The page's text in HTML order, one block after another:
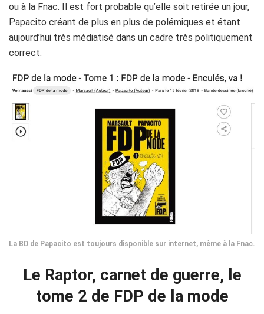
ou à la Fnac. Il est fort probable qu’elle soit retirée un jour,
Papacito créant de plus en plus de polémiques et étant
aujourd’hui très médiatisé dans un cadre très politiquement
correct.
La BD de Papacito est toujours disponible sur internet, même à la Fnac.
Le Raptor, carnet de guerre, le
tome 2 de FDP de la mode